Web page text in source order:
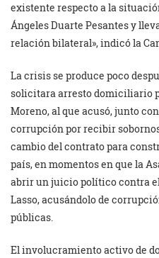
existente respecto a la
Ángeles Duarte Pesantes y
relación bilateral», indicó la
La crisis se produce poco
solicitara arresto domiciliario
Moreno, al que acusó, junto
corrupción por recibir
cambio del contrato para
país, en momentos en que la
abrir un juicio político contra
Lasso, acusándolo de
públicas.
El involucramiento activo de